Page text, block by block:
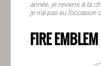
année, je reviens à la
je n’ai pas eu
FIRE